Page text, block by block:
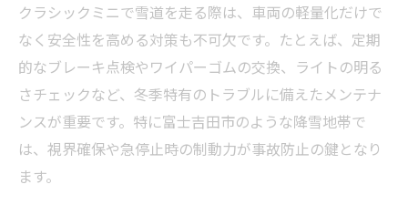
クラシックミニで雪道を走る際は、車両の軽量化だけで
なく安全性を高める対策も不可欠です。たとえば、定期
的なブレーキ点検やワイパーゴムの交換、ライトの明る
さチェックなど、冬季特有のトラブルに備えたメンテナ
ンスが重要です。特に富士吉田市のような降雪地帯で
は、視界確保や急停止時の制動力が事故防止の鍵となり
ます。